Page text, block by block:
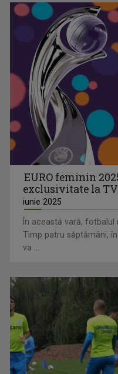
EURO feminin
exclusivitate la
iunie 2025
În această vară, fotbalul
Timp patru săptămâni, în